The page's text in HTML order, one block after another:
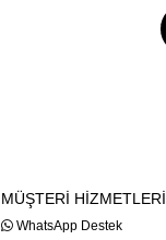
MÜŞTERİ HİZMETLERİ
WhatsApp Destek